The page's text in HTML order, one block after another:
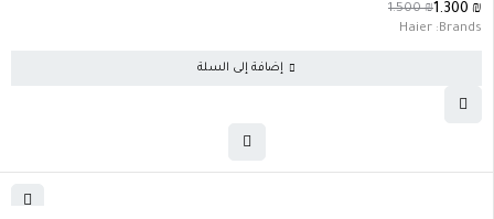
1.500₪1.300 ₪
Brands:
Haier
إضافة إلى السلة